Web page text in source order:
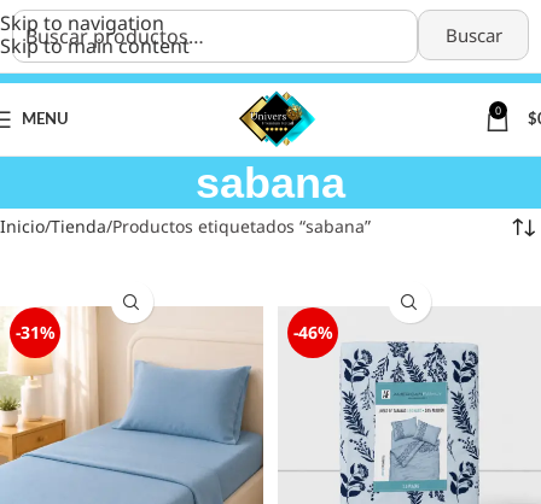
Buscar
Skip to navigation
Skip to main content
MENU
0
$
sabana
Inicio Tienda Productos etiquetados “sabana”
-31% -46%